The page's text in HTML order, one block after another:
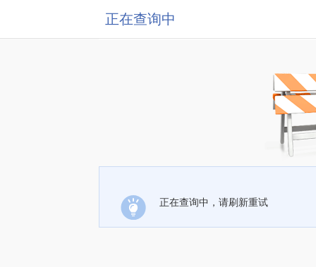
正在查询中
正在查询中，请刷新重试